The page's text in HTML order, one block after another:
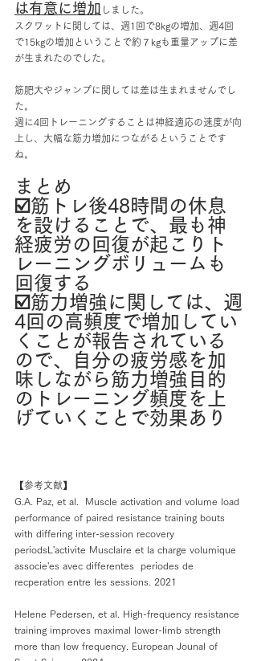
は有意に増加 しました。
スクワットに関しては、週1回で8kgの増加、週4回
で15kgの増加ということで約７kgも重量アップに差
が生まれたのでした。
筋肥大やジャンプに関しては差は生まれませんでし
た。
週に4回トレーニングすることは神経適応の速度が向
上し、大幅な筋力増加につながるということです
ね。
まとめ
☑️筋トレ後48時間の休息
を設けることで、最も神
経疲労の回復が起こりト
レーニングボリュームも
回復する
☑️筋力増強に関しては、週
4回の高頻度で増加してい
くことが報告されている
ので、自分の疲労感を加
味しながら筋力増強目的
のトレーニング頻度を上
げていくことで効果あり
【参考文献】
G.A. Paz, et al.  Muscle activation and volume load
performance of paired resistance training bouts
with differing inter-session recovery
periodsL'activite Musclaire et la charge volumique
associe'es avec differentes  periodes de
recperation entre les sessions. 2021
Helene Pedersen, et al. High-frequency resistance
training improves maximal lower-limb strength
more than low frequency. European Jounal of